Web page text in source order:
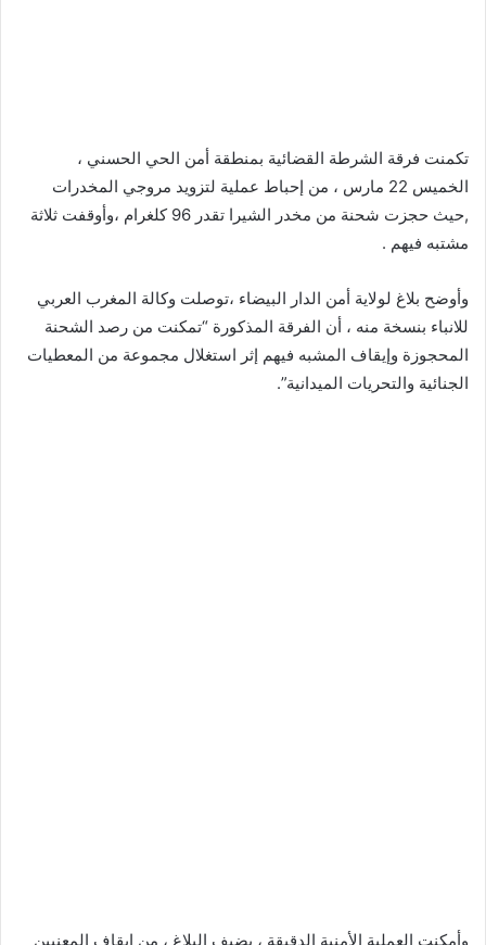
تكمنت فرقة الشرطة القضائية بمنطقة أمن الحي الحسني ،
الخميس 22 مارس ، من إحباط عملية لتزويد مروجي المخدرات
,حيث حجزت شحنة من مخدر الشيرا تقدر 96 كلغرام ،وأوقفت ثلاثة
مشتبه فيهم .
وأوضح بلاغ لولاية أمن الدار البيضاء ،توصلت وكالة المغرب العربي
للانباء بنسخة منه ، أن الفرقة المذكورة “تمكنت من رصد الشحنة
المحجوزة وإيقاف المشبه فيهم إثر استغلال مجموعة من المعطيات
الجنائية والتحريات الميدانية”.
وأمكنت العملية الأمنية الدقيقة ، يضيف البلاغ ، من إيقاف المعنيين